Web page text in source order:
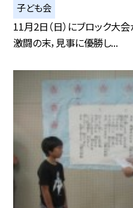
子ども会
11月2日（日）にブロック大
激闘の末，見事に優勝し...